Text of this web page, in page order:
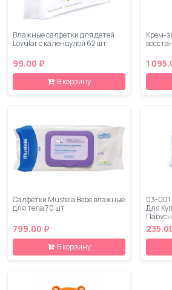
Влажные салфетки для детей
Lovular с календулой 62 шт
99.00 ₽
В корзину
Крем-
1
Салфетки Mustela Bebe влажные
для тела 70 шт
799.00 ₽
В корзину
03-001
Для